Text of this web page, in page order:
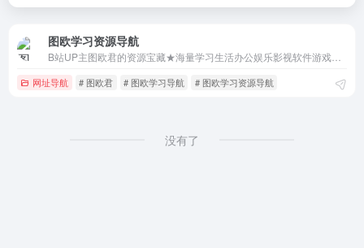
图欧学习资源导航
网址导航 # 图欧君 # 图欧学习导航 # 图欧学习资源导航
没有了